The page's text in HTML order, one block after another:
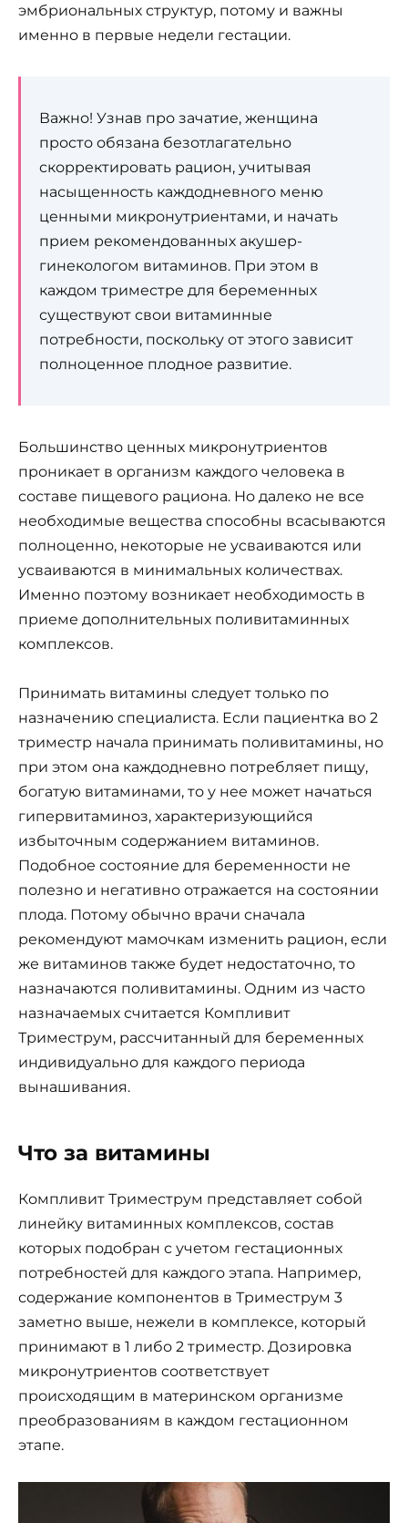
эмбриональных структур, потому и важны
именно в первые недели гестации.
Важно! Узнав про зачатие, женщина
просто обязана безотлагательно
скорректировать рацион, учитывая
насыщенность каждодневного меню
ценными микронутриентами, и начать
прием рекомендованных акушер-
гинекологом витаминов. При этом в
каждом триместре для беременных
существуют свои витаминные
потребности, поскольку от этого зависит
полноценное плодное развитие.
Большинство ценных микронутриентов
проникает в организм каждого человека в
составе пищевого рациона. Но далеко не все
необходимые вещества способны всасываются
полноценно, некоторые не усваиваются или
усваиваются в минимальных количествах.
Именно поэтому возникает необходимость в
приеме дополнительных поливитаминных
комплексов.
Принимать витамины следует только по
назначению специалиста. Если пациентка во 2
триместр начала принимать поливитамины, но
при этом она каждодневно потребляет пищу,
богатую витаминами, то у нее может начаться
гипервитаминоз, характеризующийся
избыточным содержанием витаминов.
Подобное состояние для беременности не
полезно и негативно отражается на состоянии
плода. Потому обычно врачи сначала
рекомендуют мамочкам изменить рацион, если
же витаминов также будет недостаточно, то
назначаются поливитамины. Одним из часто
назначаемых считается Компливит
Триместрум, рассчитанный для беременных
индивидуально для каждого периода
вынашивания.
Что за витамины
Компливит Триместрум представляет собой
линейку витаминных комплексов, состав
которых подобран с учетом гестационных
потребностей для каждого этапа. Например,
содержание компонентов в Триместрум 3
заметно выше, нежели в комплексе, который
принимают в 1 либо 2 триместр. Дозировка
микронутриентов соответствует
происходящим в материнском организме
преобразованиям в каждом гестационном
этапе.